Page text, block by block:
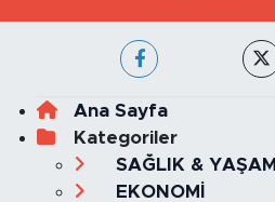
Ana Sayfa
Kategoriler
SAĞLIK & YAŞAM
EKONOMİ